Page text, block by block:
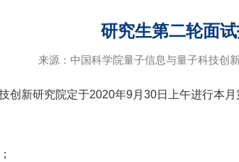
研究生第二轮面
来源：中国科学院量子信息与量子科技创
新研究院定于2020年9月30日上午进行本月